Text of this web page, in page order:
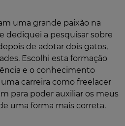
uma grande paixão na
dediquei a pesquisar sobre
de adotar dois gatos,
Escolhi esta formação
e o conhecimento
carreira como freelacer
para poder auxiliar os meus
uma forma mais correta.